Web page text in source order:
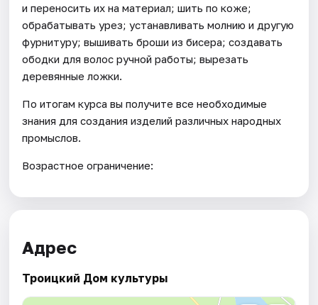
и переносить их на материал; шить по коже;
обрабатывать урез; устанавливать молнию и другую
фурнитуру; вышивать броши из бисера; создавать
ободки для волос ручной работы; вырезать
деревянные ложки.
По итогам курса вы получите все необходимые
знания для создания изделий различных народных
промыслов.
Возрастное ограничение:
Адрес
Троицкий Дом культуры